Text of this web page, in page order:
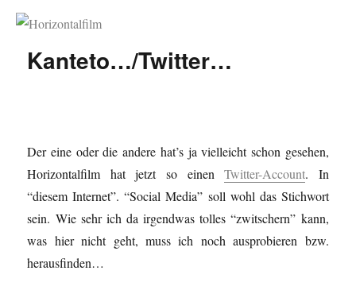
Horizontalfilm
Kanteto…/Twitter…
Der eine oder die andere hat’s ja vielleicht schon gesehen,
Horizontalfilm hat jetzt so einenTwitter-Account. In
“diesem Internet”. “Social Media” soll wohl das Stichwort
sein. Wie sehr ich da irgendwas tolles “zwitschern” kann,
was hier nicht geht, muss ich noch ausprobieren bzw.
herausfinden…